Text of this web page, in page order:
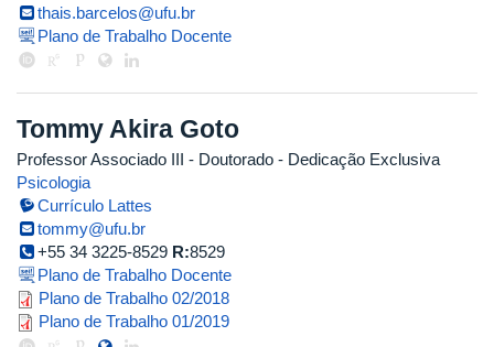
thais.barcelos@ufu.br
Plano de Trabalho Docente
Tommy Akira Goto
Professor Associado III - Doutorado - Dedicação Exclusiva
Psicologia
Currículo Lattes
tommy@ufu.br
+55 34 3225-8529 R:8529
Plano de Trabalho Docente
tommy_2018_2.pdf
Plano de Trabalho 02/2018
tommy_2019_1.pdf
Plano de Trabalho 01/2019